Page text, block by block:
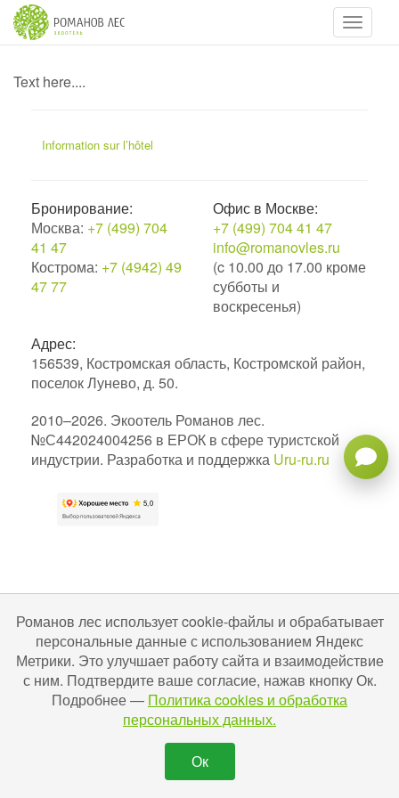
Text here....
Information sur l’hôtel
Бронирование:
Москва: +7 (499) 704
41 47
Кострома: +7 (4942) 49
47 77
Офис в Москве:
+7 (499) 704 41 47
info@romanovles.ru
(c 10.00 до 17.00 кроме
субботы и
воскресенья)
Адрес:
156539, Костромская область, Костромской район,
поселок Лунево, д. 50.
2010–2026. Экоотель Романов лес.
№С442024004256 в ЕРОК в сфере туристской
индустрии. Разработка и поддержка Uru-ru.ru
Романов лес использует cookie-файлы и обрабатывает
персональные данные с использованием Яндекс
Метрики. Это улучшает работу сайта и взаимодействие
с ним. Подтвердите ваше согласие, нажав кнопку Ок.
Подробнее — Политика cookies и обработка
персональных данных.
Ок